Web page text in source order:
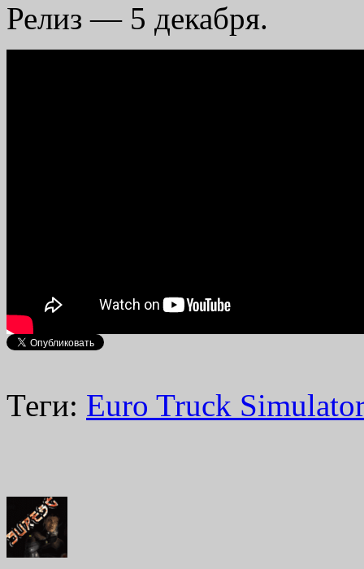
Релиз — 5 декабря.
Теги: Euro Truck